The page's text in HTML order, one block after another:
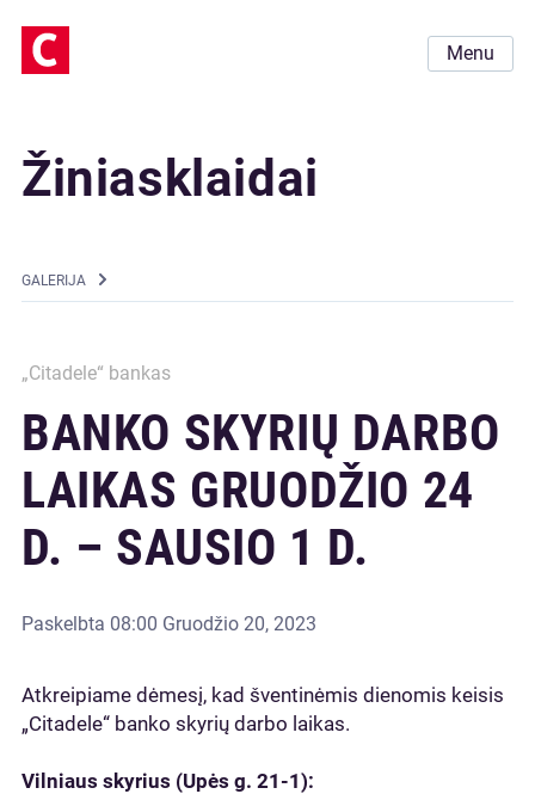
Menu
Žiniasklaidai
GALERIJA
„Citadele“ bankas
BANKO SKYRIŲ DARBO
LAIKAS GRUODŽIO 24
D. – SAUSIO 1 D.
Paskelbta 08:00 Gruodžio 20, 2023
Atkreipiame dėmesį, kad šventinėmis dienomis keisis
„Citadele“ banko skyrių darbo laikas.
Vilniaus skyrius (Upės g. 21-1):